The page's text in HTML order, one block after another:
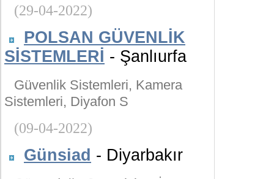
(29-04-2022)
POLSAN GÜVENLİK
SİSTEMLERİ - Şanlıurfa
Güvenlik Sistemleri, Kamera
Sistemleri, Diyafon S
(09-04-2022)
Günsiad - Diyarbakır